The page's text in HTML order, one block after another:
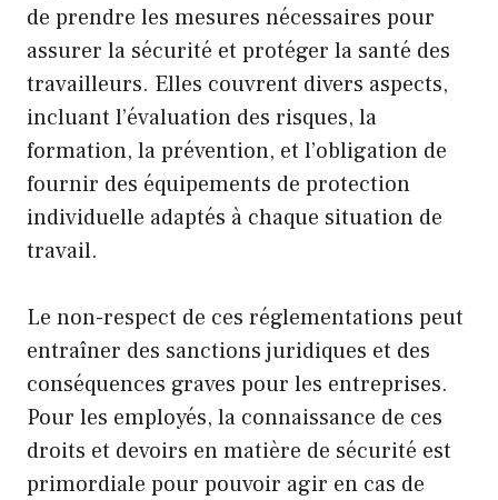
de prendre les mesures nécessaires pour
assurer la sécurité et protéger la santé des
travailleurs. Elles couvrent divers aspects,
incluant l’évaluation des risques, la
formation, la prévention, et l’obligation de
fournir des équipements de protection
individuelle adaptés à chaque situation de
travail.
Le non-respect de ces réglementations peut
entraîner des sanctions juridiques et des
conséquences graves pour les entreprises.
Pour les employés, la connaissance de ces
droits et devoirs en matière de sécurité est
primordiale pour pouvoir agir en cas de